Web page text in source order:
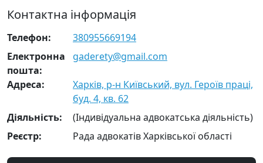
Контактна інформація
Телефон:
380955669194
Електронна
пошта:
gaderety@gmail.com
Адреса:
Харків, р-н Київський, вул. Героїв праці,
буд. 4, кв. 62
Діяльність:
(Індивідуальна адвокатська діяльність)
Реєстр:
Рада адвокатів Харківської області